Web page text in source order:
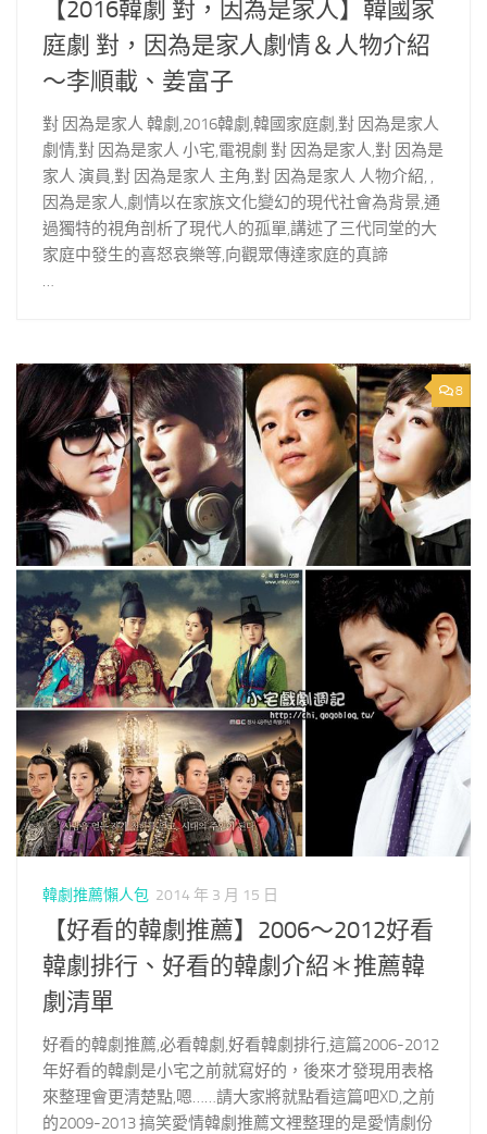
【2016韓劇 對，因為是家人】韓國家
庭劇 對，因為是家人劇情＆人物介紹
～李順載、姜富子
對 因為是家人 韓劇,2016韓劇,韓國家庭劇,對 因為是家人
劇情,對 因為是家人 小宅,電視劇 對 因為是家人,對 因為是
家人 演員,對 因為是家人 主角,對 因為是家人 人物介紹, ,
因為是家人,劇情以在家族文化變幻的現代社會為背景,通
過獨特的視角剖析了現代人的孤單,講述了三代同堂的大
家庭中發生的喜怒哀樂等,向觀眾傳達家庭的真諦
…
8
韓劇推薦懶人包 2014 年 3 月 15 日
【好看的韓劇推薦】2006～2012好看
韓劇排行、好看的韓劇介紹＊推薦韓
劇清單
好看的韓劇推薦,必看韓劇,好看韓劇排行,這篇2006-2012
年好看的韓劇是小宅之前就寫好的，後來才發現用表格
來整理會更清楚點,嗯……請大家將就點看這篇吧XD,之前
的2009-2013 搞笑愛情韓劇推薦文裡整理的是愛情劇份